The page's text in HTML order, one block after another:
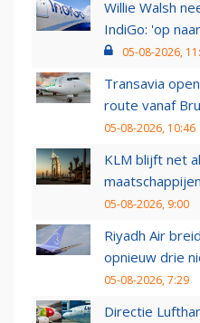
Willie Walsh
IndiGo: 'op
05-08-2026,
Transavia
route vanaf
05-08-2026, 10:46
KLM blijft net
05-08-2026, 9:00
Riyadh Air
opnieuw drie
05-08-2026, 7:29
Directie